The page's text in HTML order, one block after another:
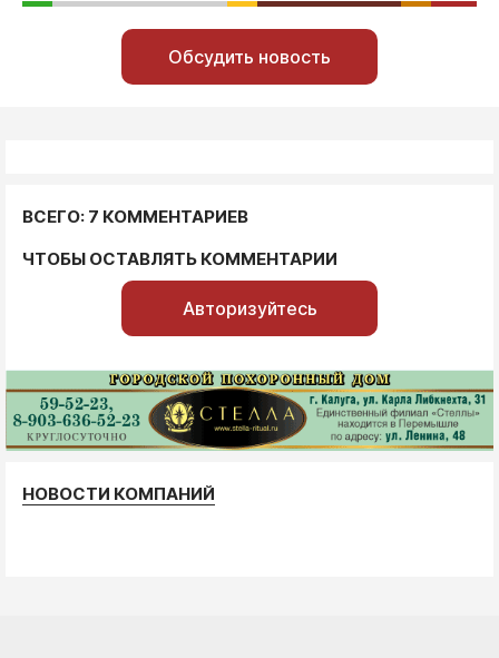
Обсудить новость
ВСЕГО: 7 КОММЕНТАРИЕВ
ЧТОБЫ ОСТАВЛЯТЬ КОММЕНТАРИИ
Авторизуйтесь
НОВОСТИ КОМПАНИЙ